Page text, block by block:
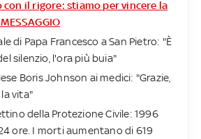
il rigore: stiamo per vincere la
di Papa Francesco a San Pietro: "È
silenzio, l'ora più buia"
Boris Johnson ai medici: "Grazie,
vita"
della Protezione Civile: 1996
ore. I morti aumentano di 619